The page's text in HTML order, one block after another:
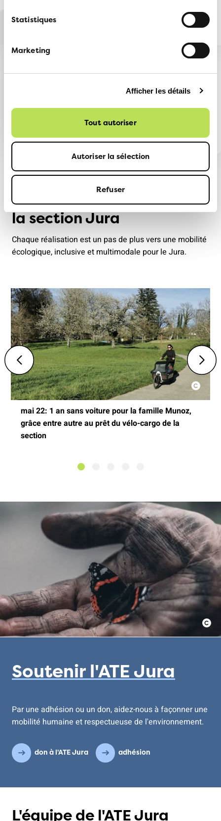
Statistiques
Marketing
Afficher les détails
Tout autoriser
Autoriser la sélection
Refuser
Pour une mobilité
durable dans le Jura
élections cantonales
Les plus grands succès de
la section Jura
Chaque réalisation est un pas de plus vers une mobilité
écologique, inclusive et multimodale pour le Jura.
mai 22: 1 an sans voiture pour la famille Munoz,
grâce entre autre au prêt du vélo-cargo de la
section
Soutenir l'ATE Jura
Par une adhésion ou un don, aidez-nous à façonner une
mobilité humaine et respectueuse de l'environnement.
don à l'ATE Jura adhésion
L'équipe de l'ATE Jura